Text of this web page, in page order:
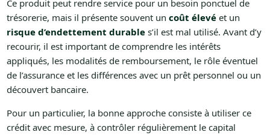
Ce produit peut rendre service pour un besoin ponctuel de
trésorerie, mais il présente souvent un coût élevéet un
risque d’endettement durables’il est mal utilisé. Avant d’y
recourir, il est important de comprendre les intérêts
appliqués, les modalités de remboursement, le rôle éventuel
de l’assurance et les différences avec un prêt personnel ou un
découvert bancaire.
Pour un particulier, la bonne approche consiste à utiliser ce
crédit avec mesure, à contrôler régulièrement le capital